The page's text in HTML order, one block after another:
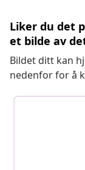
Liker du det
et bilde av
Bildet ditt kan
nedenfor for å